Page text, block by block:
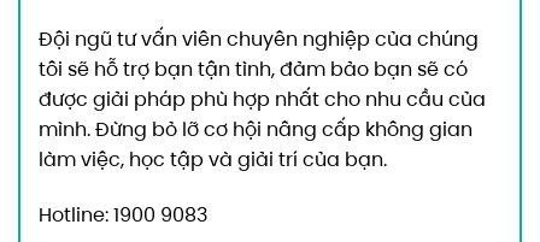
Đội ngũ tư vấn viên chuyên nghiệp của chúng
tôi sẽ hỗ trợ bạn tận tình, đảm bảo bạn sẽ có
được giải pháp phù hợp nhất cho nhu cầu của
mình. Đừng bỏ lỡ cơ hội nâng cấp không gian
làm việc, học tập và giải trí của bạn.
Hotline: 1900 9083